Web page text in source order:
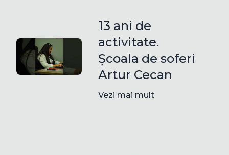
13 ani de
activitate.
Școala de soferi
Artur Cecan
Vezi mai mult